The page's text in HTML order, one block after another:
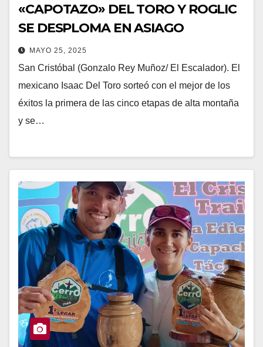
«CAPOTAZO» DEL TORO Y ROGLIC
SE DESPLOMA EN ASIAGO
MAYO 25, 2025
San Cristóbal (Gonzalo Rey Muñoz/ El Escalador). El
mexicano Isaac Del Toro sorteó con el mejor de los
éxitos la primera de las cinco etapas de alta montaña
y se…